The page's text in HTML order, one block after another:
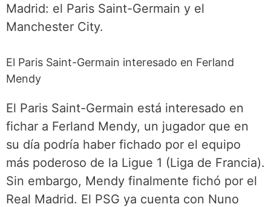
Madrid: el Paris Saint-Germain y el
Manchester City.
El Paris Saint-Germain interesado en Ferland
Mendy
El Paris Saint-Germain está interesado en
fichar a Ferland Mendy, un jugador que en
su día podría haber fichado por el equipo
más poderoso de la Ligue 1 (Liga de Francia).
Sin embargo, Mendy finalmente fichó por el
Real Madrid. El PSG ya cuenta con Nuno